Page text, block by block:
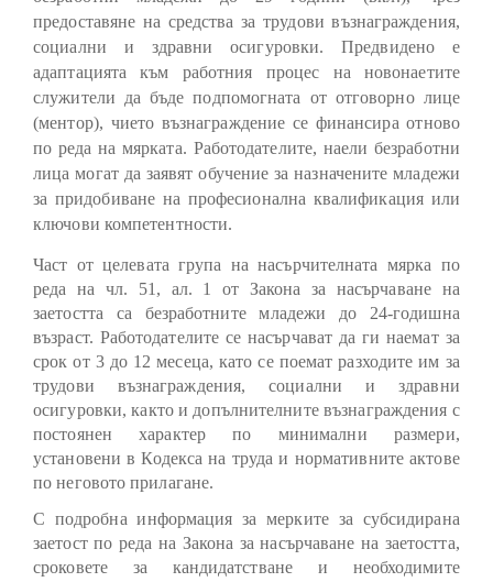
предоставяне на средства за трудови възнаграждения,
социални и здравни осигуровки. Предвидено е
адаптацията към работния процес на новонаетите
служители да бъде подпомогната от отговорно лице
(ментор), чието възнаграждение се финансира отново
по реда на мярката. Работодателите, наели безработни
лица могат да заявят обучение за назначените младежи
за придобиване на професионална квалификация или
ключови компетентности.
Част от целевата група на насърчителната мярка по
реда на чл. 51, ал. 1 от Закона за насърчаване на
заетостта са безработните младежи до 24-годишна
възраст. Работодателите се насърчават да ги наемат за
срок от 3 до 12 месеца, като се поемат разходите им за
трудови възнаграждения, социални и здравни
осигуровки, както и допълнителните възнаграждения с
постоянен характер по минимални размери,
установени в Кодекса на труда и нормативните актове
по неговото прилагане.
С подробна информация за мерките за субсидирана
заетост по реда на Закона за насърчаване на заетостта,
сроковете за кандидатстване и необходимите